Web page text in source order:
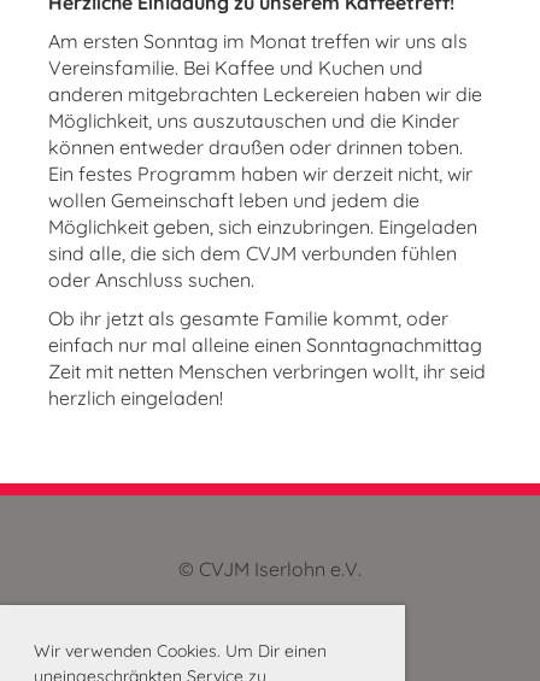
Wir verwenden Cookies. Um Dir einen
uneingeschränkten Service zu
Am ersten Sonntag im Monat treffen wir uns als
Vereinsfamilie. Bei Kaffee und Kuchen und
anderen mitgebrachten Leckereien haben wir die
Möglichkeit, uns auszutauschen und die Kinder
können entweder draußen oder drinnen toben.
Ein festes Programm haben wir derzeit nicht, wir
wollen Gemeinschaft leben und jedem die
Möglichkeit geben, sich einzubringen. Eingeladen
sind alle, die sich dem CVJM verbunden fühlen
oder Anschluss suchen.
Ob ihr jetzt als gesamte Familie kommt, oder
einfach nur mal alleine einen Sonntagnachmittag
Zeit mit netten Menschen verbringen wollt, ihr seid
herzlich eingeladen!
© CVJM Iserlohn e.V.
Impressumund Datenschutz